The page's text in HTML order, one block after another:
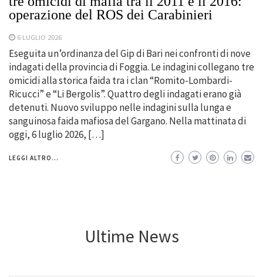
operazione del ROS dei Carabinieri
6 LUGLIO 2026
Eseguita un’ordinanza del Gip di Bari nei confronti di nove
indagati della provincia di Foggia. Le indagini collegano tre
omicidi alla storica faida tra i clan “Romito-Lombardi-
Ricucci” e “Li Bergolis”. Quattro degli indagati erano già
detenuti. Nuovo sviluppo nelle indagini sulla lunga e
sanguinosa faida mafiosa del Gargano. Nella mattinata di
oggi, 6 luglio 2026, […]
LEGGI ALTRO...
Ultime News